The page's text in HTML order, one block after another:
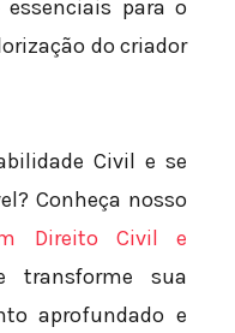
para o
do criador
Civil e se
Conheça nosso
Direito Civil e
transforme sua
aprofundado e